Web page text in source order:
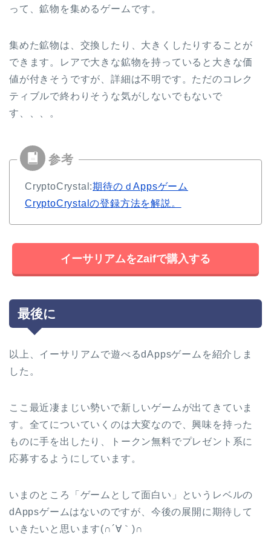
って、鉱物を集めるゲームです。
集めた鉱物は、交換したり、大きくしたりすることが
できます。レアで大きな鉱物を持っていると大きな価
値が付きそうですが、詳細は不明です。ただのコレク
ティブルで終わりそうな気がしないでもないで
す、、、。
CryptoCrystal:期待のｄAppsゲーム
CryptoCrystalの登録方法を解説。
イーサリアムをZaifで購入する
最後に
以上、イーサリアムで遊べるdAppsゲームを紹介しま
した。
ここ最近凄まじい勢いで新しいゲームが出てきていま
す。全てについていくのは大変なので、興味を持った
ものに手を出したり、トークン無料でプレゼント系に
応募するようにしています。
いまのところ「ゲームとして面白い」というレベルの
dAppsゲームはないのですが、今後の展開に期待して
いきたいと思います(∩´∀｀)∩